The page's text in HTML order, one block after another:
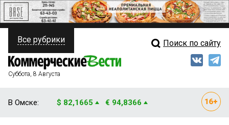
ПОЛИТИКА
ФИНАНСЫ
Свежий выпуск
Все рубрики Поиск по сайту
Суббота, 8 Августа
В Омске: $ 82,1665 € 94,8366